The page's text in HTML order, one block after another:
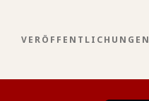
VERÖFFENTLICHUNGEN